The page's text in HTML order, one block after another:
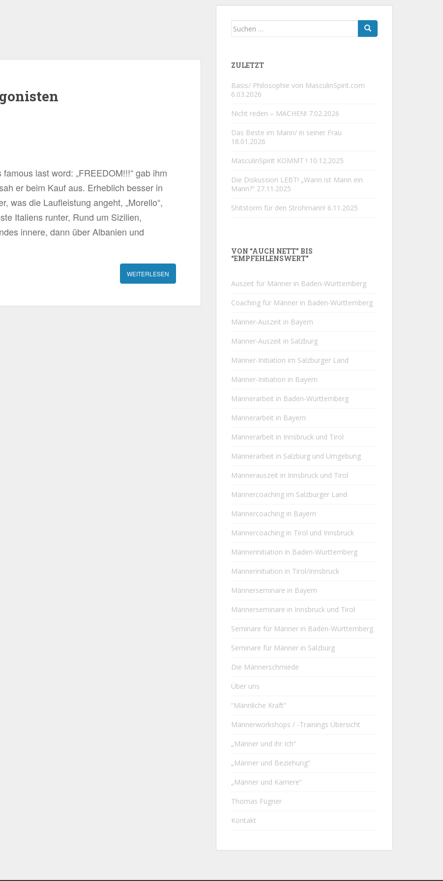
last word: „FREEDOM!!!“ gab ihm
er beim Kauf aus. Erheblich besser in
was die Laufleistung angeht, „Morello“,
Italiens runter, Rund um Sizilien,
innere, dann über Albanien und
WEITERLESEN
Suchen
ZULETZT
Basis/ Philosophie von MasculinSpirit.com
6.03.2026
Nicht reden – MACHEN! 7.02.2026
Das Beste im Mann/ in seiner Frau
18.01.2026
MasculinSpirit KOMMT ! 10.12.2025
Die Diskussion LEBT! „Wann ist Mann ein
Mann?“ 27.11.2025
Shitstorm für den Strohmann! 6.11.2025
VON “AUCH NETT” BIS
“EMPFEHLENSWERT”
Auszeit für Männer in Baden-Württemberg
Coaching für Männer in Baden-Württemberg
Männer-Auszeit in Bayern
Männer-Auszeit in Salzburg
Männer-Initiation im Salzburger Land
Männer-Initiation in Bayern
Männerarbeit in Baden-Württemberg
Männerarbeit in Bayern
Männerarbeit in Innsbruck und Tirol
Männerarbeit in Salzburg und Umgebung
Männerauszeit in Innsbruck und Tirol
Männercoaching im Salzburger Land
Männercoaching in Bayern
Männercoaching in Tirol und Innsbruck
Männerinitiation in Baden-Württemberg
Männerinitiation in Tirol/Innsbruck
Männerseminare in Bayern
Männerseminare in Innsbruck und Tirol
Seminare für Männer in Baden-Württemberg
Seminare für Männer in Salzburg
Die Männerschmiede
Über uns
“Männliche Kraft”
Männerworkshops / -Trainings Übersicht
„Männer und ihr Ich“
„Männer und Beziehung“
„Männer und Karriere“
Thomas Fügner
Kontakt